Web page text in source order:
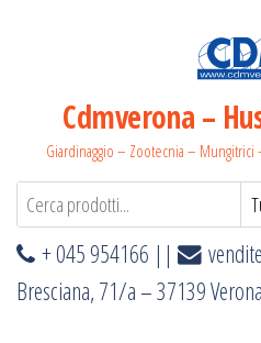
Cdmverona –
Giardinaggio – Zootecnia – Mungitrici
+ 045 954166 ||
Bresciana, 71/a – 37139 Verona